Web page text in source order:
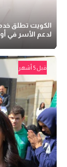
الكويت تطلق
لدعم الأسر في
قبل 5 أشهر